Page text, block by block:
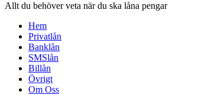
Allt du behöver veta när du ska låna pengar
Hem
Privatlån
Banklån
SMSlån
Billån
Övrigt
Om Oss